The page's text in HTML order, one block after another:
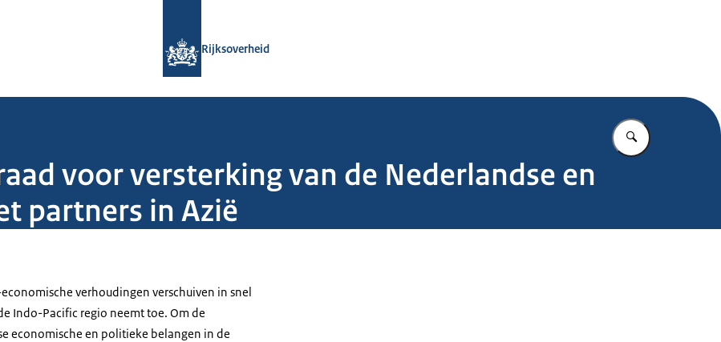
Rijksoverheid
Vul in wat u
voor versterking van de Nederlandse en
partners in Azië
verhoudingen verschuiven in snel
Indo-Pacific regio neemt toe. Om de
economische en politieke belangen in de